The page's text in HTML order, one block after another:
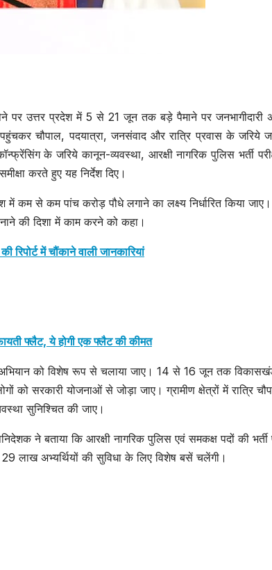
पर उत्तर प्रदेश में 5 से 21 जून तक बड़े पैमाने पर जनभागीदारी
पहुंचकर चौपाल, पदयात्रा, जनसंवाद और रात्रि प्रवास के जरिये
के जरिये कानून-व्यवस्था, आरक्षी नागरिक पुलिस भर्ती
करते हुए यह निर्देश दिए।
से कम पांच करोड़ पौधे लगाने का लक्ष्य निर्धारित किया जाए।
की दिशा में काम करने को कहा।
में चौंकाने वाली जानकारियां
फ्लैट, ये होगी एक फ्लैट की कीमत
अभियान को विशेष रूप से चलाया जाए। 14 से 16 जून तक
सरकारी योजनाओं से जोड़ा जाए। ग्रामीण क्षेत्रों में रात्रि
सुनिश्चित की जाए।
ने बताया कि आरक्षी नागरिक पुलिस एवं समकक्ष पदों की भर्ती
लाख अभ्यर्थियों की सुविधा के लिए विशेष बसें चलेंगी।